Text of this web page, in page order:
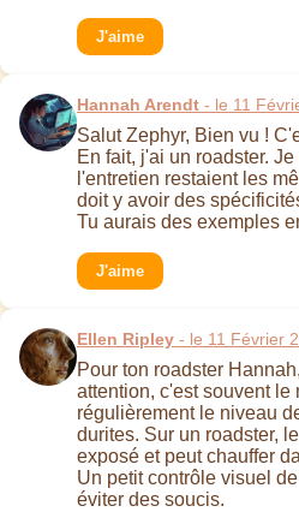
J'aime
Hannah Arendt - le 11
Salut Zephyr, Bien vu !
En fait, j'ai un roadster.
l'entretien restaient les
doit y avoir des
Tu aurais des exemples
J'aime
Ellen Ripley - le 11 Février
Pour ton roadster
attention, c'est souvent
régulièrement le niveau
durites. Sur un roadster,
exposé et peut chauffer
Un petit contrôle visuel
éviter des soucis.